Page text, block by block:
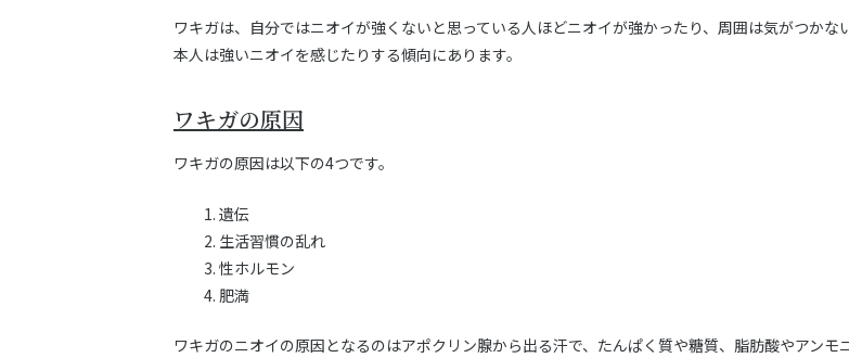
ワキガは、自分ではニオイが強くないと思っている人ほどニオイが強かったり、周囲は気がつかな
本人は強いニオイを感じたりする傾向にあります。
ワキガの原因
ワキガの原因は以下の4つです。
遺伝
生活習慣の乱れ
性ホルモン
肥満
ワキガのニオイの原因となるのはアポクリン腺から出る汗で、たんぱく質や糖質、脂肪酸やアンモ